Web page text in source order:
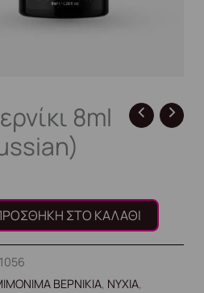
8ml
ΣΤΟ ΚΑΛΆΘΙ
ΒΕΡΝΙΚΙΑ, ΝΥΧΙΑ,